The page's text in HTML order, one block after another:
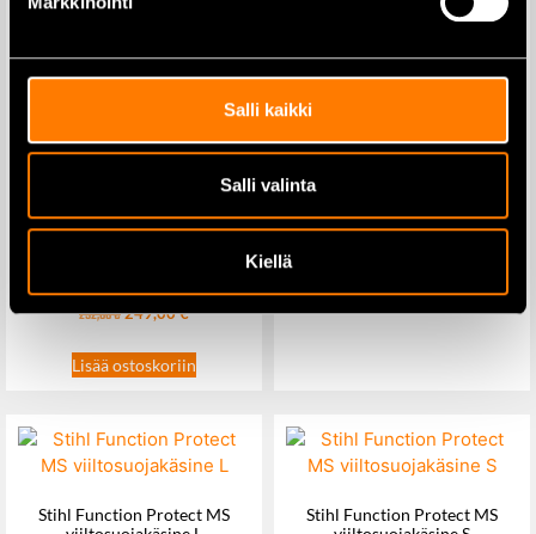
Salli kaikki
Salli valinta
Kiellä
Sievi Spike 3 koko 45
292,00€249,00€
Lisää ostoskoriin
Stihl Advance X-Treem takki L
Stihl Function Protect MS
Stihl Function Protect MS